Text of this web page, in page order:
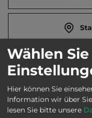
E-
Wählen
Hier können Sie
Information wir über
lesen Sie bitte unsere